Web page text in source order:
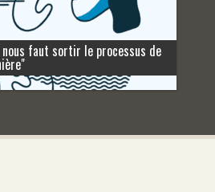
faut sortir le processus de